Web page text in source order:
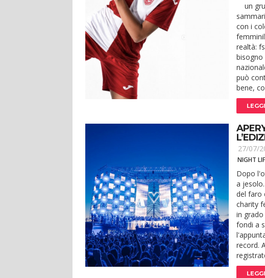
un
con i
realtà:
bisogno
può
bene,
27/07/
NIGHT
Dopo
a
del faro
charity
in
fondi a
record.